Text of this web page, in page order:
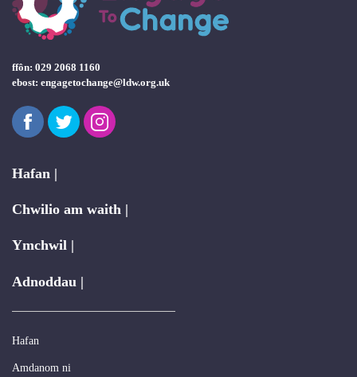
ffôn: 029 2068 1160
ebost: engagetochange@ldw.org.uk
FacebookTwitterInstagram
Hafan |
Chwilio am waith |
Ymchwil |
Adnoddau |
Hafan
Amdanom ni